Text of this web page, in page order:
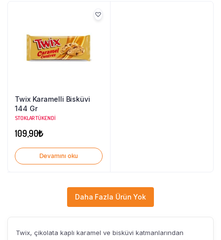
Twix Karamelli Bisküvi
144 Gr
STOKLAR TÜKENDI
109,90₺
Devamını oku
Daha Fazla Ürün Yok
Twix, çikolata kaplı karamel ve bisküvi katmanlarından